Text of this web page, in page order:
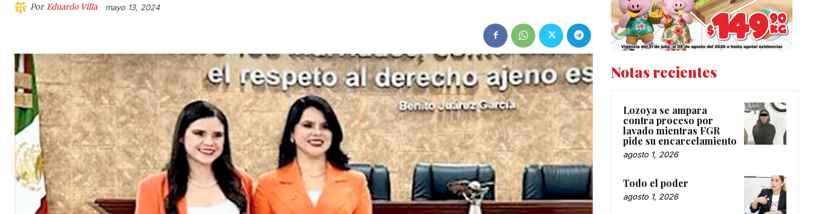
Por Eduardo Villa mayo 13, 2024
Notas recientes
Lozoya se ampara
contra proceso por
lavado mientras FGR
pide su encarcelamiento
agosto 1, 2026
Todo el poder
agosto 1, 2026